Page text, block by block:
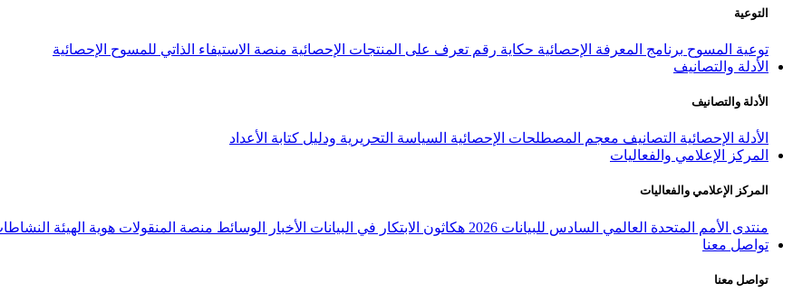
التوعية
توعية المسوح برنامج المعرفة الإحصائية حكاية رقم تعرف على المنتجات الإحصائية منصة الاستيفاء الذاتي للمسوح الإحصائية
الأدلة والتصانيف
الأدلة والتصانيف
الأدلة الإحصائية التصانيف معجم المصطلحات الإحصائية السياسة التحريرية ودليل كتابة الأعداد
المركز الإعلامي والفعاليات
المركز الإعلامي والفعاليات
منتدى الأمم المتحدة العالمي السادس للبيانات 2026 هكاثون الابتكار في البيانات الأخبار الوسائط منصة المنقولات هوية الهيئة
تواصل معنا
تواصل معنا